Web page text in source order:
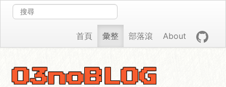
首頁 彙整 部落滾 About
O3noBLOG